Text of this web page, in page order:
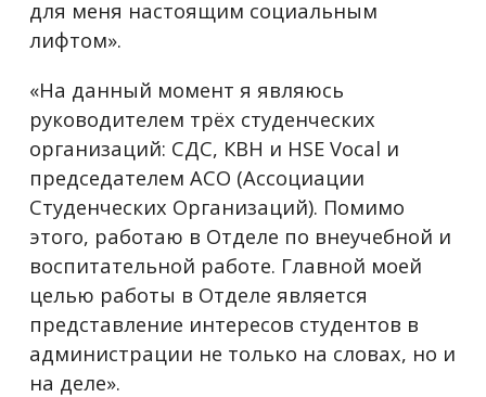
для меня настоящим социальным
лифтом».
«На данный момент я являюсь
руководителем трёх студенческих
организаций: СДС, КВН и HSE Vocal и
председателем АСО (Ассоциации
Студенческих Организаций). Помимо
этого, работаю в Отделе по внеучебной и
воспитательной работе. Главной моей
целью работы в Отделе является
представление интересов студентов в
администрации не только на словах, но и
на деле».